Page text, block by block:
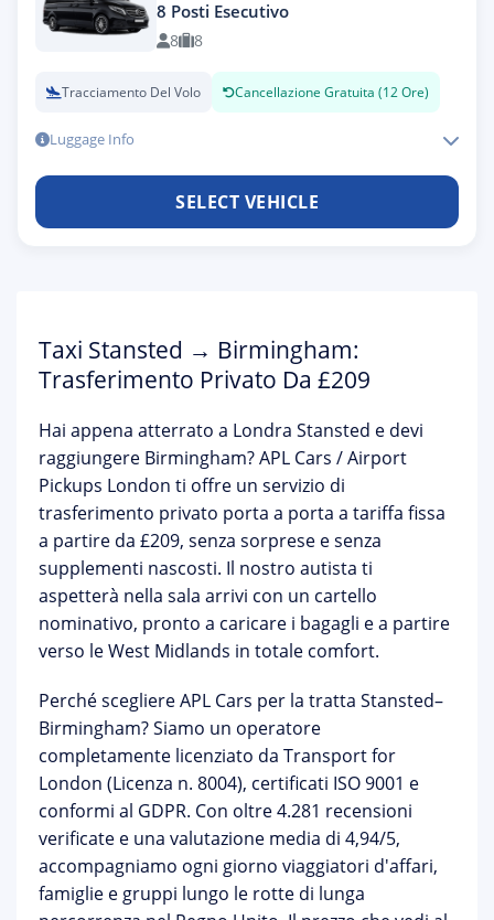
8 Posti Esecutivo
8 8
Tracciamento Del Volo Cancellazione Gratuita (12 Ore)
Luggage Info
SELECT VEHICLE
Taxi Stansted → Birmingham:
Trasferimento Privato Da £209
Hai appena atterrato a Londra Stansted e devi
raggiungere Birmingham?APL Cars / Airport
Pickups London ti offre un servizio di
trasferimento privato porta a porta a tariffa fissa
a partire da £209, senza sorprese e senza
supplementi nascosti. Il nostro autista ti
aspetterà nella sala arrivi con un cartello
nominativo, pronto a caricare i bagagli e a partire
verso le West Midlands in totale comfort.
Perché scegliere APL Cars per la tratta Stansted–
Birmingham?Siamo un operatore
completamente licenziato da Transport for
London (Licenza n. 8004), certificati ISO 9001 e
conformi al GDPR. Con oltre 4.281 recensioni
verificate e una valutazione media di 4,94/5,
accompagniamo ogni giorno viaggiatori d'affari,
famiglie e gruppi lungo le rotte di lunga